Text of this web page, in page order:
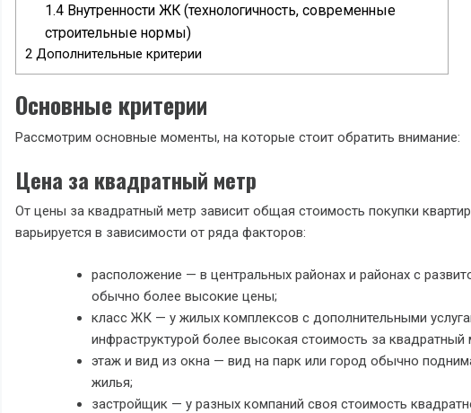
1.4 Внутренности ЖК (технологичность, современные
строительные нормы)
2 Дополнительные критерии
Основные критерии
Рассмотрим основные моменты, на которые стоит обратить внимание:
Цена за квадратный метр
От цены за квадратный метр зависит общая стоимость покупки
варьируется в зависимости от ряда факторов:
расположение — в центральных районах и районах с
обычно более высокие цены;
класс ЖК — у жилых комплексов с дополнительными
инфраструктурой более высокая стоимость за квадратный
этаж и вид из окна — вид на парк или город обычно
жилья;
застройщик — у разных компаний своя стоимость